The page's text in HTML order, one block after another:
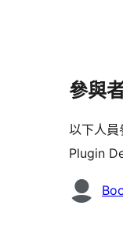
參與
以下人
Plugin
參